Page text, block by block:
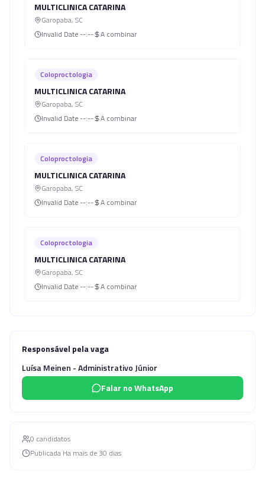
MULTICLINICA CATARINA
Garopaba, SC
Invalid Date --:-- A combinar
Coloproctologia
MULTICLINICA CATARINA
Garopaba, SC
Invalid Date --:-- A combinar
Coloproctologia
MULTICLINICA CATARINA
Garopaba, SC
Invalid Date --:-- A combinar
Coloproctologia
MULTICLINICA CATARINA
Garopaba, SC
Invalid Date --:-- A combinar
Responsável pela vaga
Luísa Meinen - Administrativo Júnior
Falar no WhatsApp
0 candidatos
Publicada Ha mais de 30 dias